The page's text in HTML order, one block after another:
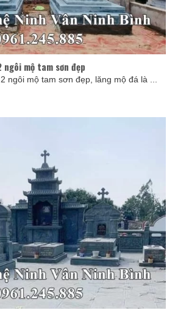
ngôi mộ tam sơn đẹp
ngôi mộ tam sơn đẹp, lăng mộ đá là ...